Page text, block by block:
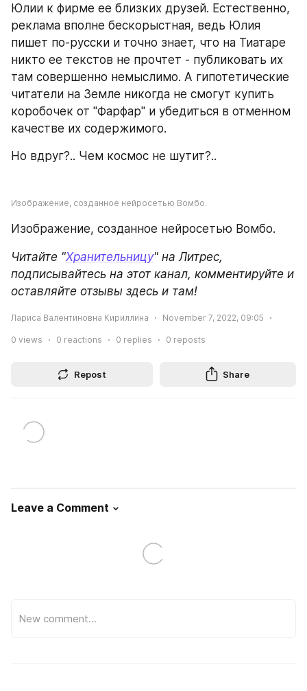
Юлии к фирме ее близких друзей. Естественно,
реклама вполне бескорыстная, ведь Юлия
пишет по-русски и точно знает, что на Тиатаре
никто ее текстов не прочтет - публиковать их
там совершенно немыслимо. А гипотетические
читатели на Земле никогда не смогут купить
коробочек от "Фарфар" и убедиться в отменном
качестве их содержимого.
Но вдруг?.. Чем космос не шутит?..
Изображение, созданное нейросетью Вомбо.
Изображение, созданное нейросетью Вомбо.
Читайте "Хранительницу" на Литрес,
подписывайтесь на этот канал, комментируйте и
оставляйте отзывы здесь и там!
Лариса Валентиновна Кириллина November 7, 2022, 09:05
0 views 0 reactions 0 replies 0 reposts
Repost Share
Leave a Comment